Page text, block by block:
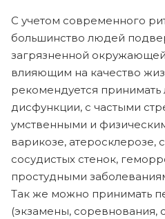
С учетом современного
большинство людей
загрязненной
влияющим на качество
рекомендуется
дисфункции, с частыми
умственными и
варикозе, атеросклерозе,
сосудистых стенок,
простудными
Так же можно принимать
(экзамены, соревнования,